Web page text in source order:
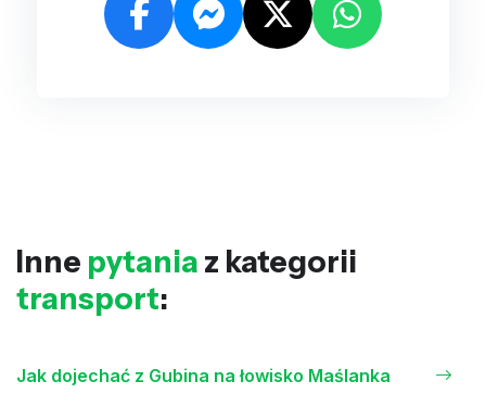
Inne pytania z kategorii
transport:
Jak dojechać z Gubina na łowisko Maślanka